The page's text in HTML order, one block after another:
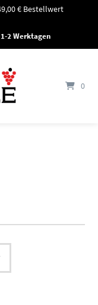
€ Bestellwert
1-2 Werktagen
0